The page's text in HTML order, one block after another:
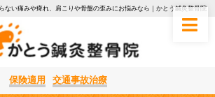
ない痛みや痺れ、肩こりや骨盤の歪みにお悩みなら｜かとう鍼灸整骨院
保険適用 交通事故治療